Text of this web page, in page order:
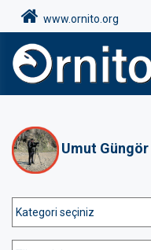
www.ornito.org
Umut